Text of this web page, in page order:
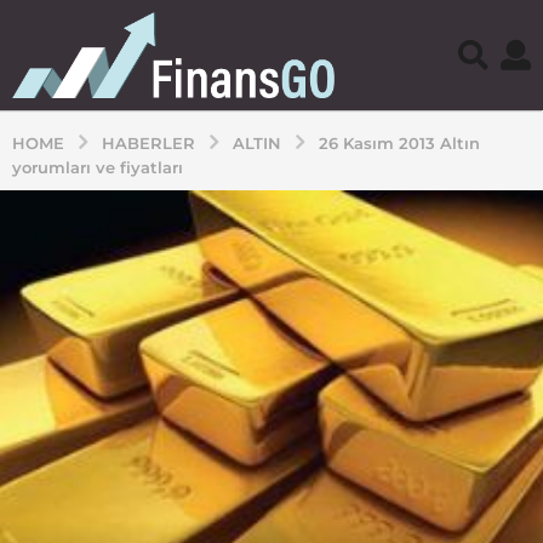
HOME HABERLER ALTIN
26 Kasım 2013 Altın
yorumları ve fiyatları